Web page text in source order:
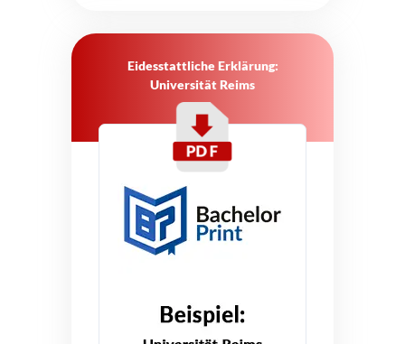
Eidesstattliche Erklärung:
Universität Reims